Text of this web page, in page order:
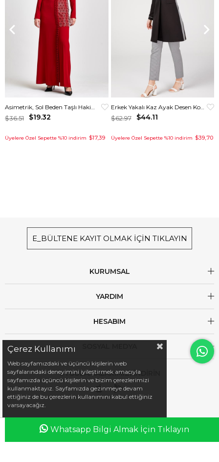
$19.32
$36.51
Üyelere Özel Sepette %10 indirim $17,39
Erkek Yakalı Kaz Ayak Desen Kombinli Pantolon Ceket Takım Siyah
$44.11
$62.97
Üyelere Özel Sepette %10 indirim $39,70
E_BÜLTENE KAYIT OLMAK İÇİN TIKLAYIN
KURUMSAL
YARDIM
HESABIM
UYGULAMALARIMIZI İNDİRİN
Whatsapp Bilgi Almak İçin Tıklayın
Çerez Kullanımı
Web sayfamızdaki ve üçüncü kişilerin web
sayfalarındaki deneyimini iyileştirmek amacıyla
sayfamızda üçüncü kişilerin ve bizim çerezlerimizi
kullanmaktayız. Sayfamızda gezinmeye devam
ettiğiniz de bu çerezlerin kullanımını kabul ettiğiniz
varsayacağız.
Anasayfa Favorilerim Sepetim Üye Girişi